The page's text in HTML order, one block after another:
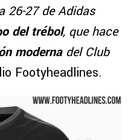
26-27 de Adidas
del trébol, que hace
modernadel Club
Footyheadlines.